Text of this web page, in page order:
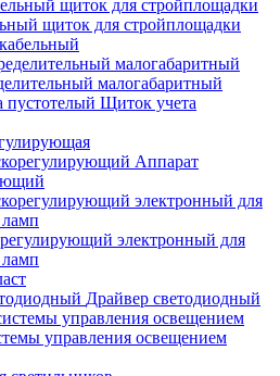
щиток для стройплощадки
малогабаритный
Щиток учета
Аппарат
электронный для
ламп
Драйвер светодиодный
управления освещением